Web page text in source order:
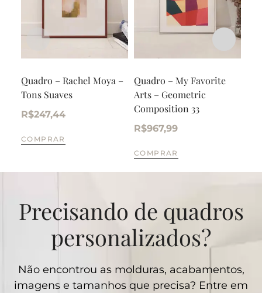
Quadro – Rachel Moya –
Tons Suaves
R$247,44
COMPRAR
Quadro – My Favorite
Arts – Geometric
Composition 33
R$967,99
COMPRAR
Precisando de quadros
personalizados?
Não encontrou as molduras, acabamentos,
imagens e tamanhos que precisa? Entre em